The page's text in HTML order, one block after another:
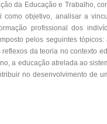
da Educação e Trabalho,
objetivo, analisar a
profissional dos
pelos seguintes
da teoria no contexto
a educação atrelada ao
no desenvolvimento de